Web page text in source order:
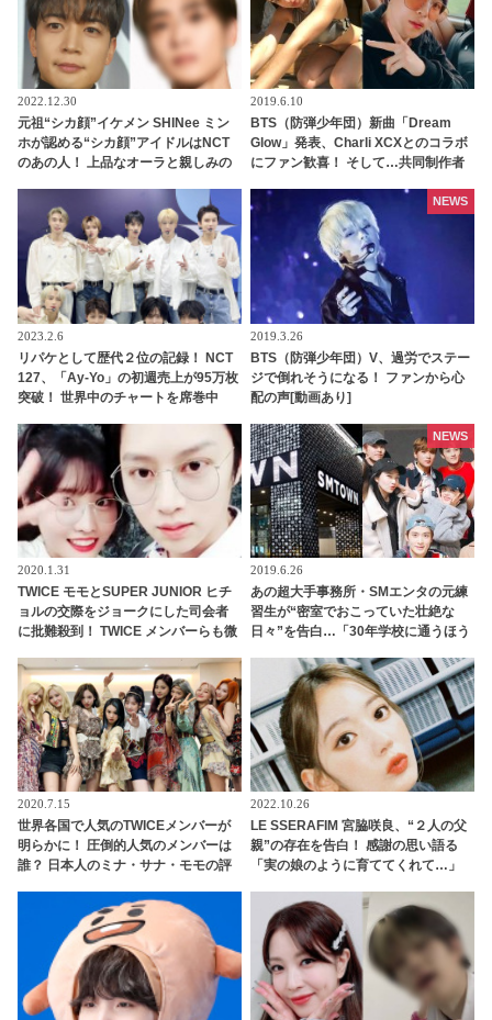
2022.12.30
元祖“シカ顔”イケメン SHINee ミン
ホが認める“シカ顔”アイドルはNCT
のあの人！ 上品なオーラと親しみの
2019.6.10
BTS（防弾少年団）新曲「Dream
Glow」発表、Charli XCXとのコラボ
にファン歓喜！ そして…共同制作者
そして彼の絶望から生まれた歌」
2023.2.6
リパケとして歴代２位の記録！ NCT
127、「Ay-Yo」の初週売上が95万枚
突破！ 世界中のチャートを席巻中
2019.3.26
BTS（防弾少年団）V、過労でステー
ジで倒れそうになる！ ファンから心
配の声[動画あり]
NEWS
2020.1.31
TWICE モモとSUPER JUNIOR ヒチ
ョルの交際をジョークにした司会者
に批難殺到！ TWICE メンバーらも微
2019.6.26
あの超大手事務所・SMエンタの元練
習生が“密室でおこっていた壮絶な
日々”を告白…「30年学校に通うほう
NEWS
2020.7.15
世界各国で人気のTWICEメンバーが
明らかに！ 圧倒的人気のメンバーは
誰？ 日本人のミナ・サナ・モモの評
2022.10.26
LE SSERAFIM 宮脇咲良、“２人の父
親”の存在を告白！ 感謝の思い語る
「実の娘のように育ててくれて…」
ティブな話題にも臆せず堂々とした
姿を見せる彼女に称賛の声